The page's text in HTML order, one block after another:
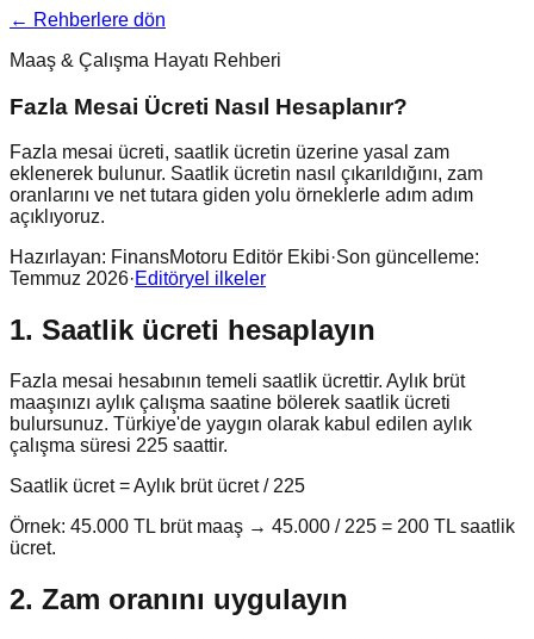
← Rehberlere dön
Maaş & Çalışma Hayatı Rehberi
Fazla Mesai Ücreti Nasıl Hesaplanır?
Fazla mesai ücreti, saatlik ücretin üzerine yasal zam
eklenerek bulunur. Saatlik ücretin nasıl çıkarıldığını, zam
oranlarını ve net tutara giden yolu örneklerle adım adım
açıklıyoruz.
Hazırlayan: FinansMotoru Editör Ekibi·Son güncelleme:
Temmuz 2026·Editöryel ilkeler
1. Saatlik ücreti hesaplayın
Fazla mesai hesabının temeli saatlik ücrettir. Aylık brüt
maaşınızı aylık çalışma saatine bölerek saatlik ücreti
bulursunuz. Türkiye'de yaygın olarak kabul edilen aylık
çalışma süresi 225 saattir.
Saatlik ücret = Aylık brüt ücret / 225
Örnek: 45.000 TL brüt maaş → 45.000 / 225 = 200 TL saatlik
ücret.
2. Zam oranını uygulayın